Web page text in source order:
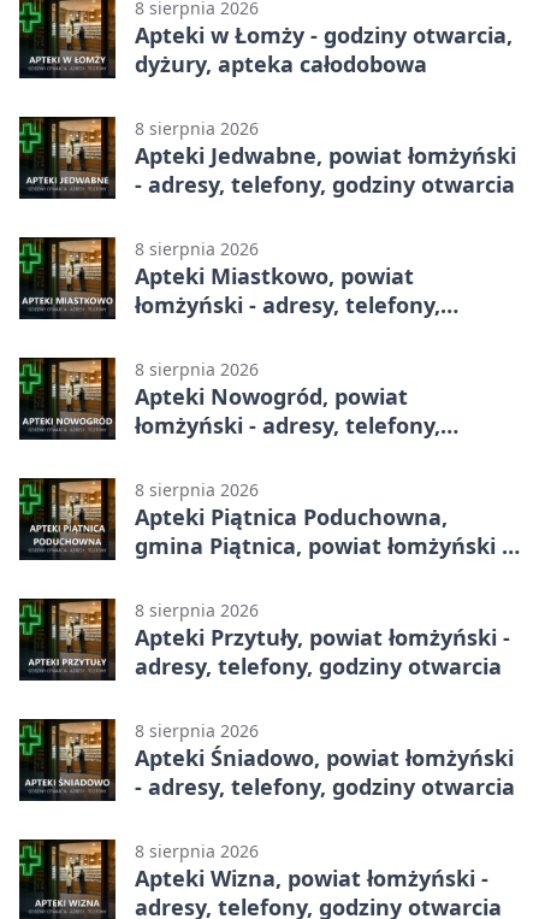
8 sierpnia 2026
Apteki w Łomży - godziny otwarcia,
dyżury, apteka całodobowa
8 sierpnia 2026
Apteki Jedwabne, powiat łomżyński
- adresy, telefony, godziny otwarcia
8 sierpnia 2026
Apteki Miastkowo, powiat
łomżyński - adresy, telefony,
8 sierpnia 2026
Apteki Nowogród, powiat
łomżyński - adresy, telefony,
8 sierpnia 2026
Apteki Piątnica Poduchowna,
gmina Piątnica, powiat łomżyński -
8 sierpnia 2026
Apteki Przytuły, powiat łomżyński -
adresy, telefony, godziny otwarcia
8 sierpnia 2026
Apteki Śniadowo, powiat łomżyński
- adresy, telefony, godziny otwarcia
8 sierpnia 2026
Apteki Wizna, powiat łomżyński -
adresy, telefony, godziny otwarcia